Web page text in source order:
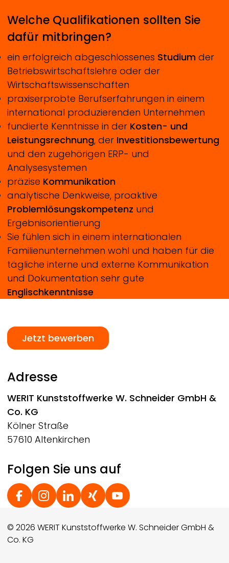
Welche Qualifikationen sollten Sie
dafür mitbringen?
ein erfolgreich abgeschlossenes Studium der
Betriebswirtschaftslehre oder der
Wirtschaftswissenschaften
praxiserprobte Berufserfahrungen in einem
international produzierenden Unternehmen
fundierte Kenntnisse in der Kosten- und
Leistungsrechnung, der Investitionsbewertung
und den zugehörigen ERP- und
Analysesystemen
präzise Kommunikation
analytische Denkweise, proaktive
Problemlösungskompetenz und
Ergebnisorientierung
Sie fühlen sich in einem internationalen
Familienunternehmen wohl und haben für die
tägliche interne und externe Kommunikation
und Dokumentation sehr gute
Englischkenntnisse
Jetzt bewerben
Adresse
WERIT Kunststoffwerke W. Schneider GmbH &
Co. KG
Kölner Straße
57610 Altenkirchen
Folgen Sie uns auf
Social Footer
© 2026 WERIT Kunststoffwerke W. Schneider GmbH &
Co. KG